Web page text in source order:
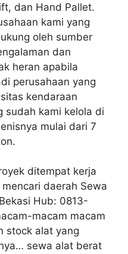
dan Hand Pallet.
kami yang
oleh sumber
dan
heran apabila
perusahaan yang
kendaraan
sudah kami kelola di
mulai dari 7
ditempat kerja
daerah Sewa
Hub: 0813-
macam macam
stock alat yang
sewa alat berat